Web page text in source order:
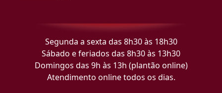
Segunda a sexta das 8h30 às 18h30
Sábado e feriados das 8h30 às 13h30
Domingos das 9h às 13h (plantão online)
Atendimento online todos os dias.